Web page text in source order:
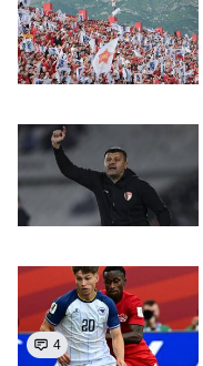
4